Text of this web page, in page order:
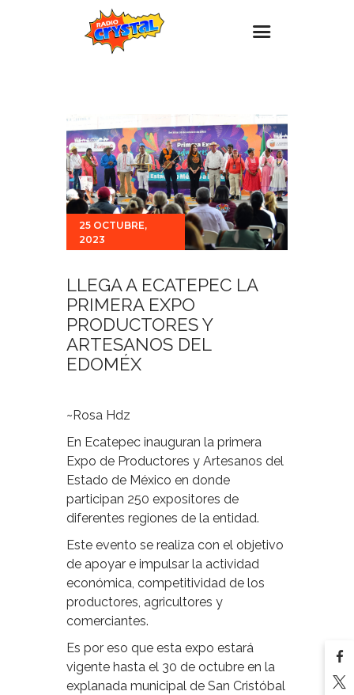
Estaciones
Eventos
Promociones
Noticias
Para ti
25 OCTUBRE,
2023
LLEGA A ECATEPEC LA
PRIMERA EXPO
PRODUCTORES Y
ARTESANOS DEL
EDOMÉX
~Rosa Hdz
En Ecatepec inauguran la primera
Expo de Productores y Artesanos del
Estado de México en donde
participan 250 expositores de
diferentes regiones de la entidad.
Este evento se realiza con el objetivo
de apoyar e impulsar la actividad
económica, competitividad de los
productores, agricultores y
comerciantes.
Es por eso que esta expo estará
vigente hasta el 30 de octubre en la
explanada municipal de San Cristóbal